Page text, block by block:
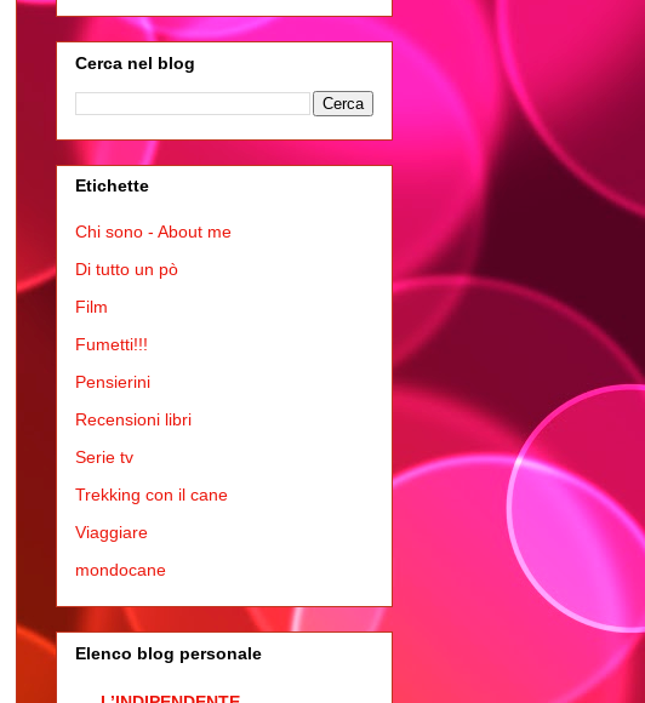
Cerca nel blog
Etichette
Chi sono - About me
Di tutto un pò
Film
Fumetti!!!
Pensierini
Recensioni libri
Serie tv
Trekking con il cane
Viaggiare
mondocane
Elenco blog personale